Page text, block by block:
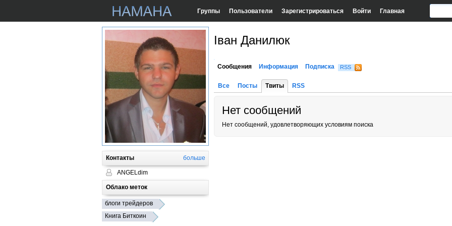
Группы Пользователи Зарегистрироваться Войти Главная
Контакты больше
ANGELdim
Облако меток
блоги трейдеров
Книга Биткоин
Іван Данилюк
Сообщения Информация Подписка RSS
Все Посты Твиты RSS
Нет сообщений
Нет сообщений, удовлетворяющих условиям поиска